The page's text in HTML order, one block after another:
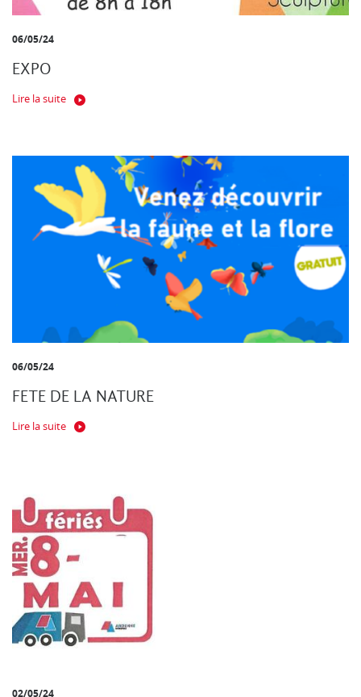
06/05/24
EXPO
Lire la suite
06/05/24
FETE DE LA NATURE
Lire la suite
02/05/24